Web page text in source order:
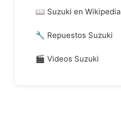
📖 Suzuki en Wikipedia
🔧 Repuestos Suzuki
🎬 Videos Suzuki